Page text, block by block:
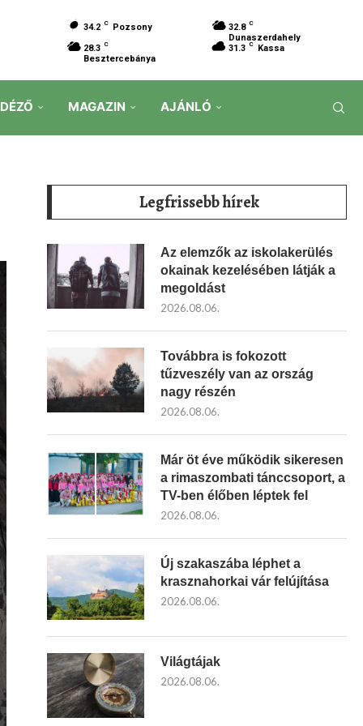
34.2 C Pozsony 32.8 C
Dunaszerdahely
28.3 C
Besztercebánya
31.3 C Kassa
MAGAZIN AJÁNLÓ
Legfrissebb hírek
Az elemzők az iskolakerülés
okainak kezelésében látják a
megoldást
2026.08.06.
Továbbra is fokozott
tűzveszély van az ország
nagy részén
2026.08.06.
Már öt éve működik sikeresen
a rimaszombati tánccsoport, a
TV-ben élőben léptek fel
2026.08.06.
Új szakaszába léphet a
krasznahorkai vár felújítása
2026.08.06.
Világtájak
2026.08.06.